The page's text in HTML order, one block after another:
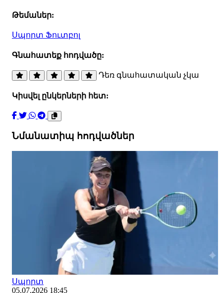
Թեմաներ:
Սպորտ Ֆուտբոլ
Գնահատեք հոդվածը:
Դեռ գնահատական չկա
Կիսվել ընկերների հետ:
Նմանատիպ հոդվածներ
Սպորտ
05.07.2026 18:45